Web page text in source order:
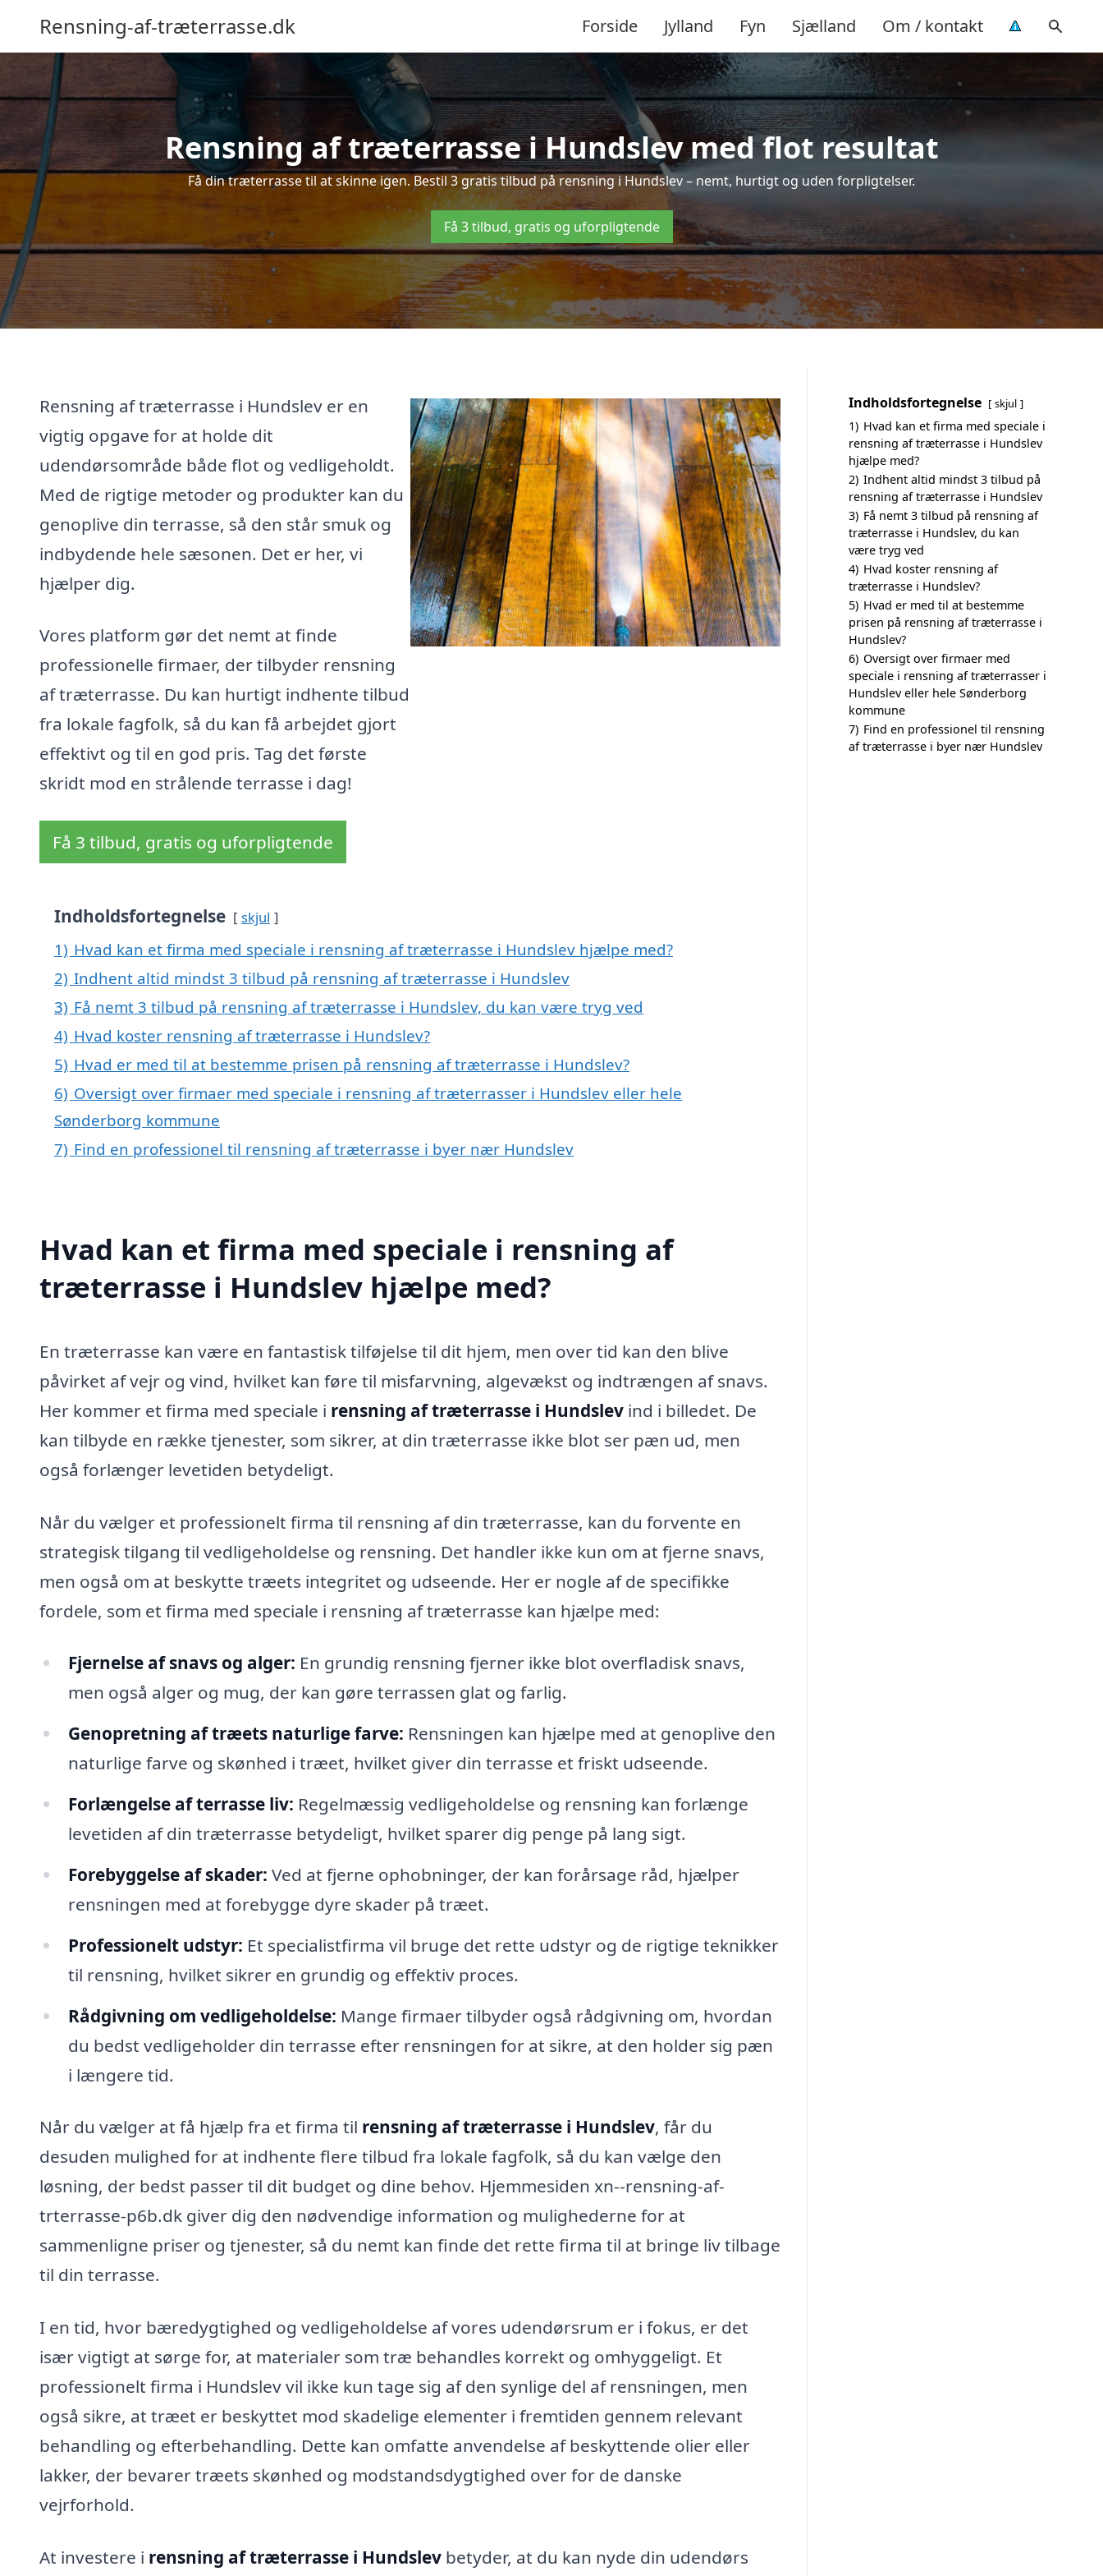
Rensning-af-træterrasse.dk Forside Jylland Fyn Sjælland Om / kontakt
Rensning af træterrasse i Hundslev med flot resultat
Få din træterrasse til at skinne igen. Bestil 3 gratis tilbud på rensning i Hundslev – nemt, hurtigt og uden forpligtelser.
Få 3 tilbud, gratis og uforpligtende
Rensning af træterrasse i Hundslev er en
vigtig opgave for at holde dit
udendørsområde både flot og vedligeholdt.
Med de rigtige metoder og produkter kan du
genoplive din terrasse, så den står smuk og
indbydende hele sæsonen. Det er her, vi
hjælper dig.
Vores platform gør det nemt at finde
professionelle firmaer, der tilbyder rensning
af træterrasse. Du kan hurtigt indhente tilbud
fra lokale fagfolk, så du kan få arbejdet gjort
effektivt og til en god pris. Tag det første
skridt mod en strålende terrasse i dag!
Få 3 tilbud, gratis og uforpligtende
Indholdsfortegnelse skjul
1) Hvad kan et firma med speciale i rensning af træterrasse i Hundslev hjælpe med?
2) Indhent altid mindst 3 tilbud på rensning af træterrasse i Hundslev
3) Få nemt 3 tilbud på rensning af træterrasse i Hundslev, du kan være tryg ved
4) Hvad koster rensning af træterrasse i Hundslev?
5) Hvad er med til at bestemme prisen på rensning af træterrasse i Hundslev?
6) Oversigt over firmaer med speciale i rensning af træterrasser i Hundslev eller hele
Sønderborg kommune
7) Find en professionel til rensning af træterrasse i byer nær Hundslev
Hvad kan et firma med speciale i rensning af
træterrasse i Hundslev hjælpe med?
En træterrasse kan være en fantastisk tilføjelse til dit hjem, men over tid kan den blive
påvirket af vejr og vind, hvilket kan føre til misfarvning, algevækst og indtrængen af snavs.
Her kommer et firma med speciale i rensning af træterrasse i Hundslev ind i billedet. De
kan tilbyde en række tjenester, som sikrer, at din træterrasse ikke blot ser pæn ud, men
også forlænger levetiden betydeligt.
Når du vælger et professionelt firma til rensning af din træterrasse, kan du forvente en
strategisk tilgang til vedligeholdelse og rensning. Det handler ikke kun om at fjerne snavs,
men også om at beskytte træets integritet og udseende. Her er nogle af de specifikke
fordele, som et firma med speciale i rensning af træterrasse kan hjælpe med:
Fjernelse af snavs og alger: En grundig rensning fjerner ikke blot overfladisk snavs,
men også alger og mug, der kan gøre terrassen glat og farlig.
Genopretning af træets naturlige farve: Rensningen kan hjælpe med at genoplive den
naturlige farve og skønhed i træet, hvilket giver din terrasse et friskt udseende.
Forlængelse af terrasse liv: Regelmæssig vedligeholdelse og rensning kan forlænge
levetiden af din træterrasse betydeligt, hvilket sparer dig penge på lang sigt.
Forebyggelse af skader: Ved at fjerne ophobninger, der kan forårsage råd, hjælper
rensningen med at forebygge dyre skader på træet.
Professionelt udstyr: Et specialistfirma vil bruge det rette udstyr og de rigtige teknikker
til rensning, hvilket sikrer en grundig og effektiv proces.
Rådgivning om vedligeholdelse: Mange firmaer tilbyder også rådgivning om, hvordan
du bedst vedligeholder din terrasse efter rensningen for at sikre, at den holder sig pæn
i længere tid.
Når du vælger at få hjælp fra et firma til rensning af træterrasse i Hundslev, får du
desuden mulighed for at indhente flere tilbud fra lokale fagfolk, så du kan vælge den
løsning, der bedst passer til dit budget og dine behov. Hjemmesiden xn--rensning-af-
trterrasse-p6b.dk giver dig den nødvendige information og mulighederne for at
sammenligne priser og tjenester, så du nemt kan finde det rette firma til at bringe liv tilbage
til din terrasse.
I en tid, hvor bæredygtighed og vedligeholdelse af vores udendørsrum er i fokus, er det
især vigtigt at sørge for, at materialer som træ behandles korrekt og omhyggeligt. Et
professionelt firma i Hundslev vil ikke kun tage sig af den synlige del af rensningen, men
også sikre, at træet er beskyttet mod skadelige elementer i fremtiden gennem relevant
behandling og efterbehandling. Dette kan omfatte anvendelse af beskyttende olier eller
lakker, der bevarer træets skønhed og modstandsdygtighed over for de danske
vejrforhold.
At investere i rensning af træterrasse i Hundslev betyder, at du kan nyde din udendørs
Indholdsfortegnelse skjul
1) Hvad kan et firma med speciale i
rensning af træterrasse i Hundslev
hjælpe med?
2) Indhent altid mindst 3 tilbud på
rensning af træterrasse i Hundslev
3) Få nemt 3 tilbud på rensning af
træterrasse i Hundslev, du kan
være tryg ved
4) Hvad koster rensning af
træterrasse i Hundslev?
5) Hvad er med til at bestemme
prisen på rensning af træterrasse i
Hundslev?
6) Oversigt over firmaer med
speciale i rensning af træterrasser i
Hundslev eller hele Sønderborg
kommune
7) Find en professionel til rensning
af træterrasse i byer nær Hundslev